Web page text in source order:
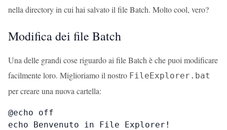
nella directory in cui hai salvato il file Batch. Molto cool, vero?
Modifica dei file Batch
Una delle grandi cose riguardo ai file Batch è che puoi modificare
facilmente loro. Miglioriamo il nostro FileExplorer.bat
per creare una nuova cartella:
@echo off
echo Benvenuto in File Explorer!